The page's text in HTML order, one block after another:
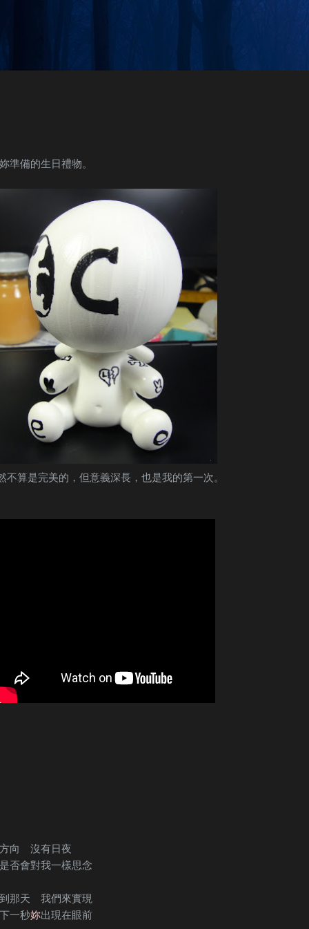
準備的生日禮物。
不算是完美的，但意義深長，也是我的第一次。
向 沒有日夜
會對我一樣思念
那天 我們來實現
一秒妳出現在眼前